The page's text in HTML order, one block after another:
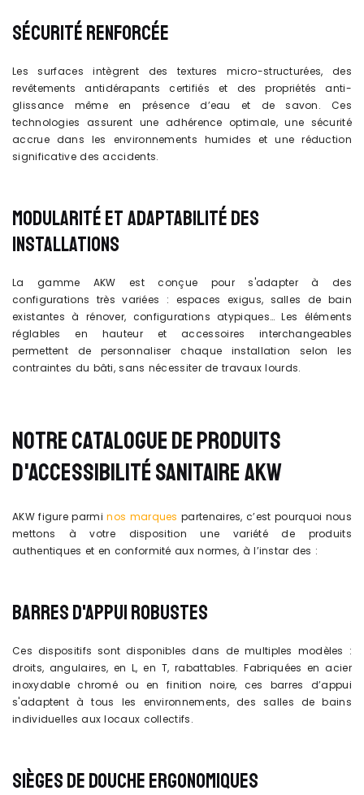
SÉCURITÉ RENFORCÉE
Les surfaces intègrent des textures micro-structurées, des
revêtements antidérapants certifiés et des propriétés anti-
glissance même en présence d’eau et de savon. Ces
technologies assurent une adhérence optimale, une sécurité
accrue dans les environnements humides et une réduction
significative des accidents.
MODULARITÉ ET ADAPTABILITÉ DES
INSTALLATIONS
La gamme AKW est conçue pour s'adapter à des
configurations très variées : espaces exigus, salles de bain
existantes à rénover, configurations atypiques… Les éléments
réglables en hauteur et accessoires interchangeables
permettent de personnaliser chaque installation selon les
contraintes du bâti, sans nécessiter de travaux lourds.
NOTRE CATALOGUE DE PRODUITS
D'ACCESSIBILITÉ SANITAIRE AKW
AKW figure parminos marques partenaires, c’est pourquoi nous
mettons à votre disposition une variété de produits
authentiques et en conformité aux normes, à l’instar des :
BARRES D'APPUI ROBUSTES
Ces dispositifs sont disponibles dans de multiples modèles :
droits, angulaires, en L, en T, rabattables. Fabriquées en acier
inoxydable chromé ou en finition noire, ces barres d’appui
s'adaptent à tous les environnements, des salles de bains
individuelles aux locaux collectifs.
SIÈGES DE DOUCHE ERGONOMIQUES